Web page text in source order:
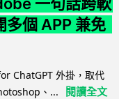
多個 APP 兼免
ChatGPT 外掛，取代
、...
閱讀全文